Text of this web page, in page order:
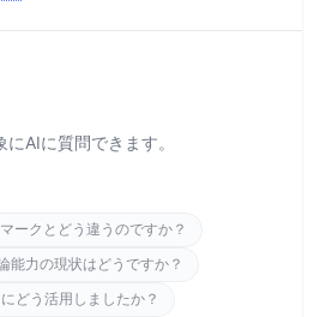
AIに質問できます。
ークとどう違うのですか？
能力の現状はどうですか？
どう活用しましたか？